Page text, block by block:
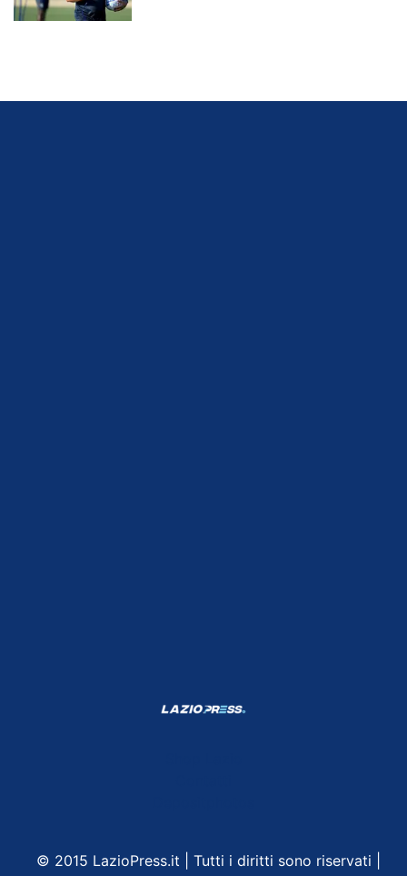
© 2015 LazioPress.it | Tutti i diritti sono riservati |